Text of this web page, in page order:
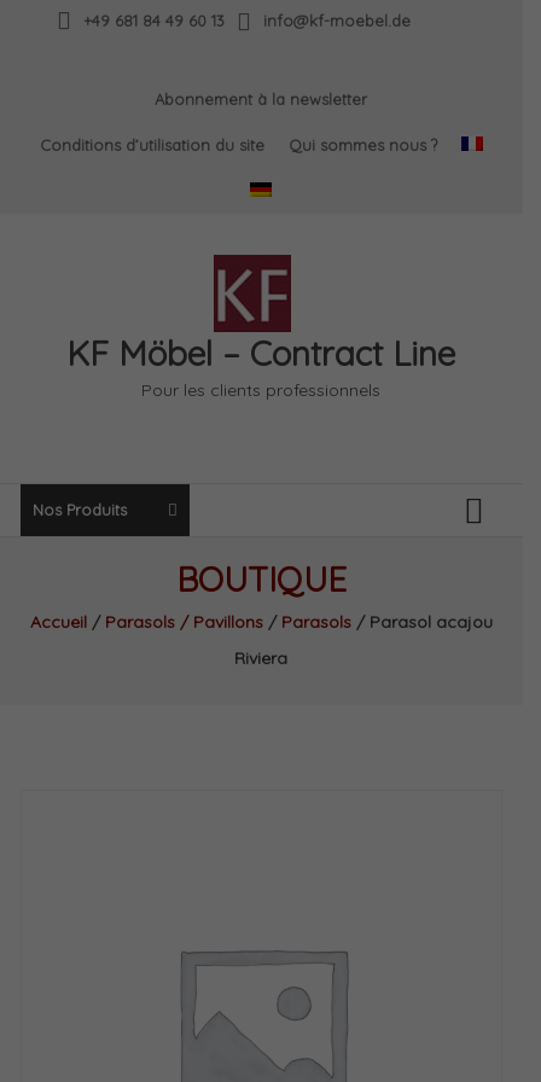
+49 681 84 49 60 13 info@kf-moebel.de
Abonnement à la newsletter
Conditions d’utilisation du site Qui sommes nous ?
KF Möbel – Contract Line
Pour les clients professionnels
Nos Produits
BOUTIQUE
Accueil/ Parasols / Pavillons/ Parasols/ Parasol acajou
Riviera